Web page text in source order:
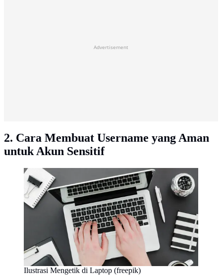
Advertisement
2. Cara Membuat Username yang Aman
untuk Akun Sensitif
Ilustrasi Mengetik di Laptop (freepik)